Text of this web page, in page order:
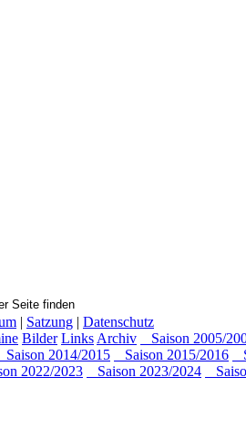
| Satzung | Datenschutz
Bilder Links Archiv Saison 2005/
Saison 2014/2015 Saison 2015/2016
2022/2023 Saison 2023/2024